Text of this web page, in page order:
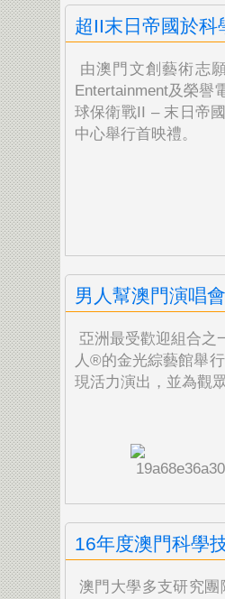
超II末日帝國於科
由澳門文創藝術志
Entertainment及榮譽
球保衛戰II – 末日帝
中心舉行首映禮。
男人幫澳門演唱
亞洲最受歡迎組合之
人®的金光綜藝館舉
現活力演出，並為觀
16年度澳門科學
澳門大學多支研究團